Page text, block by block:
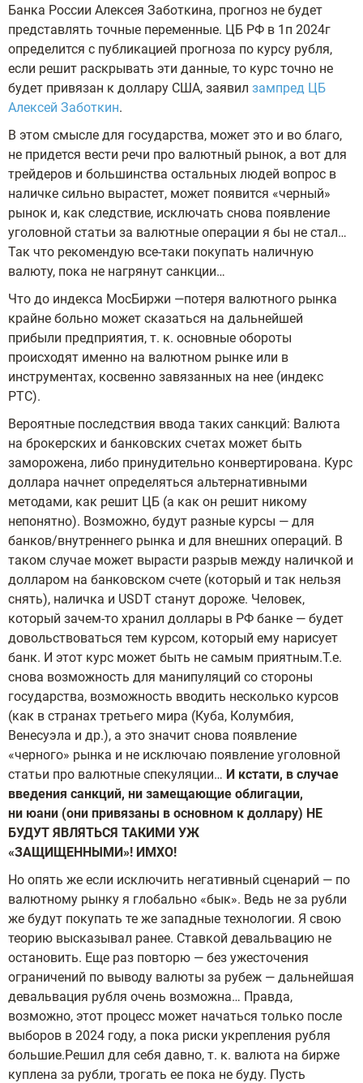
Банка России Алексея Заботкина, прогноз не будет
представлять точные переменные. ЦБ РФ в 1п 2024г
определится с публикацией прогноза по курсу рубля,
если решит раскрывать эти данные, то курс точно не
будет привязан к доллару США, заявил зампред ЦБ
Алексей Заботкин.
В этом смысле для государства, может это и во благо,
не придется вести речи про валютный рынок, а вот для
трейдеров и большинства остальных людей вопрос в
наличке сильно вырастет, может появится «черный»
рынок и, как следствие, исключать снова появление
уголовной статьи за валютные операции я бы не стал…
Так что рекомендую все-таки покупать наличную
валюту, пока не нагрянут санкции…
Что до индекса МосБиржи —потеря валютного рынка
крайне больно может сказаться на дальнейшей
прибыли предприятия, т. к. основные обороты
происходят именно на валютном рынке или в
инструментах, косвенно завязанных на нее (индекс
РТС).
Вероятные последствия ввода таких санкций: Валюта
на брокерских и банковских счетах может быть
заморожена, либо принудительно конвертирована. Курс
доллара начнет определяться альтернативными
методами, как решит ЦБ (а как он решит никому
непонятно). Возможно, будут разные курсы — для
банков/внутреннего рынка и для внешних операций. В
таком случае может вырасти разрыв между наличкой и
долларом на банковском счете (который и так нельзя
снять), наличка и USDT станут дороже. Человек,
который зачем-то хранил доллары в РФ банке — будет
довольствоваться тем курсом, который ему нарисует
банк. И этот курс может быть не самым приятным.Т.е.
снова возможность для манипуляций со стороны
государства, возможность вводить несколько курсов
(как в странах третьего мира (Куба, Колумбия,
Венесуэла и др.), а это значит снова появление
«черного» рынка и не исключаю появление уголовной
статьи про валютные спекуляции… И кстати, в случае
введения санкций, ни замещающие облигации,
ни юани (они привязаны в основном к доллару) НЕ
БУДУТ ЯВЛЯТЬСЯ ТАКИМИ УЖ
«ЗАЩИЩЕННЫМИ»! ИМХО!
Но опять же если исключить негативный сценарий — по
валютному рынку я глобально «бык». Ведь не за рубли
же будут покупать те же западные технологии. Я свою
теорию высказывал ранее. Ставкой девальвацию не
остановить. Еще раз повторю — без ужесточения
ограничений по выводу валюты за рубеж — дальнейшая
девальвация рубля очень возможна… Правда,
возможно, этот процесс может начаться только после
выборов в 2024 году, а пока риски укрепления рубля
большие.Решил для себя давно, т. к. валюта на бирже
куплена за рубли, трогать ее пока не буду. Пусть